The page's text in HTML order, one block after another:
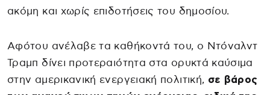
ακόμη και χωρίς επιδοτήσεις του δημοσίου.
Αφότου ανέλαβε τα καθήκοντά του, ο Ντόναλντ
Τραμπ δίνει προτεραιότητα στα ορυκτά καύσιμα
στην αμερικανική ενεργειακή πολιτική, σε βάρος